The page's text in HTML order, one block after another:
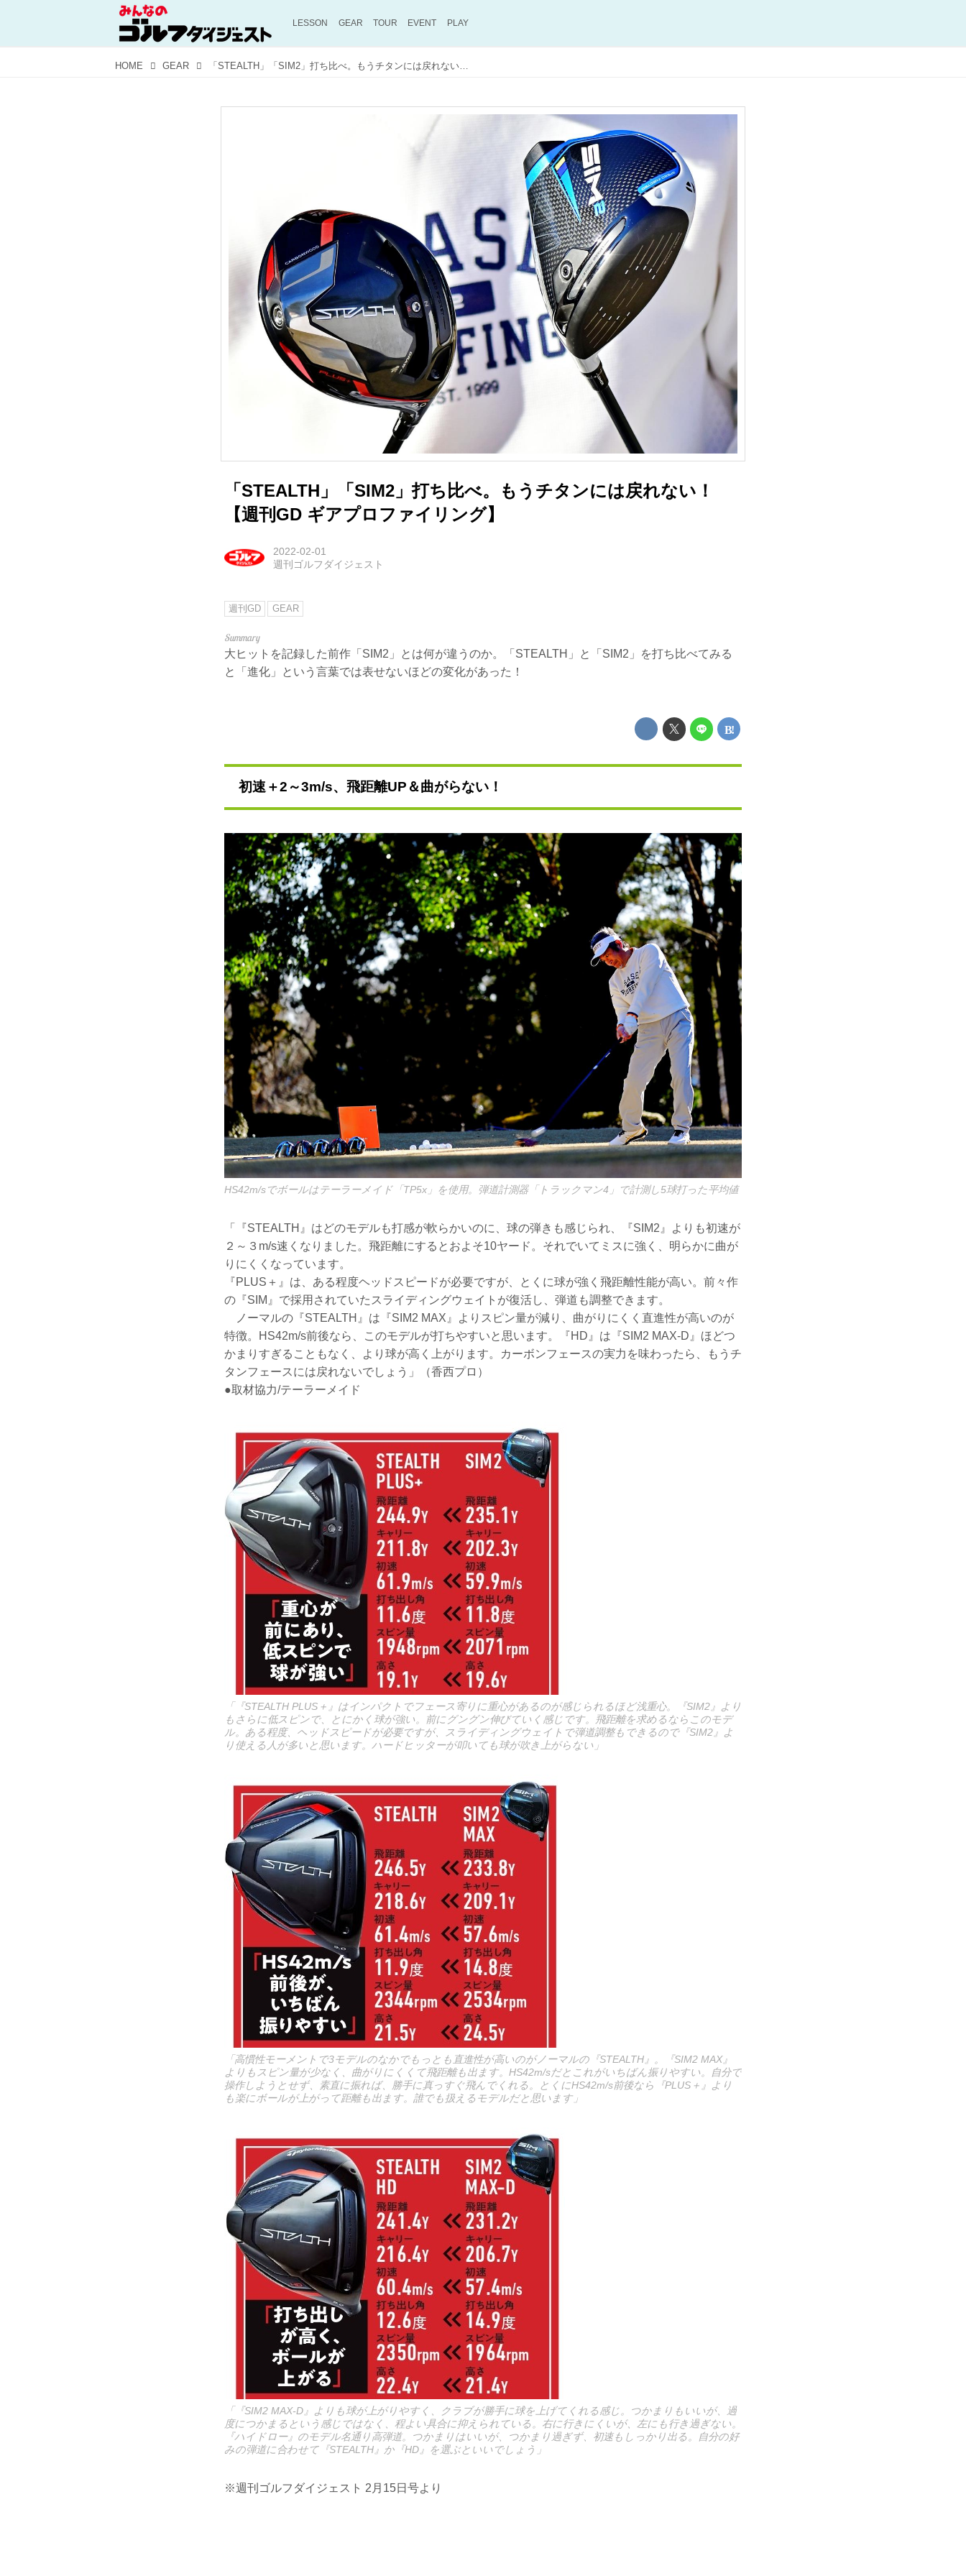
LESSON GEAR TOUR EVENT PLAY
HOME GEAR 「STEALTH」「SIM2」打ち比べ。もうチタンには戻れない！ 【週刊GD ギアプロファイリング】
「STEALTH」「SIM2」打ち比べ。もうチタンには戻れない！
【週刊GD ギアプロファイリング】
2022-02-01
週刊ゴルフダイジェスト
週刊GD GEAR
大ヒットを記録した前作「SIM2」とは何が違うのか。「STEALTH」と「SIM2」を打ち比べてみる
と「進化」という言葉では表せないほどの変化があった！
初速＋2～3m/s、飛距離UP＆曲がらない！
HS42m/sでボールはテーラーメイド「TP5x」を使用。弾道計測器「トラックマン4」で計測し5球打った平均値
「『STEALTH』はどのモデルも打感が軟らかいのに、球の弾きも感じられ、『SIM2』よりも初速が
２～３m/s速くなりました。飛距離にするとおよそ10ヤード。それでいてミスに強く、明らかに曲が
りにくくなっています。
『PLUS＋』は、ある程度ヘッドスピードが必要ですが、とくに球が強く飛距離性能が高い。前々作
の『SIM』で採用されていたスライディングウェイトが復活し、弾道も調整できます。
ノーマルの『STEALTH』は『SIM2 MAX』よりスピン量が減り、曲がりにくく直進性が高いのが
特徴。HS42m/s前後なら、このモデルが打ちやすいと思います。『HD』は『SIM2 MAX-D』ほどつ
かまりすぎることもなく、より球が高く上がります。カーボンフェースの実力を味わったら、もうチ
タンフェースには戻れないでしょう」（香西プロ）
●取材協力/テーラーメイド
「『STEALTH PLUS＋』はインパクトでフェース寄りに重心があるのが感じられるほど浅重心。『SIM2』より
もさらに低スピンで、とにかく球が強い。前にグングン伸びていく感じです。飛距離を求めるならこのモデ
ル。ある程度、ヘッドスピードが必要ですが、スライディングウェイトで弾道調整もできるので『SIM2』よ
り使える人が多いと思います。ハードヒッターが叩いても球が吹き上がらない」
「高慣性モーメントで3モデルのなかでもっとも直進性が高いのがノーマルの『STEALTH』。『SIM2 MAX』
よりもスピン量が少なく、曲がりにくくて飛距離も出ます。HS42m/sだとこれがいちばん振りやすい。自分で
操作しようとせず、素直に振れば、勝手に真っすぐ飛んでくれる。とくにHS42m/s前後なら『PLUS＋』より
も楽にボールが上がって距離も出ます。誰でも扱えるモデルだと思います」
「『SIM2 MAX-D』よりも球が上がりやすく、クラブが勝手に球を上げてくれる感じ。つかまりもいいが、過
度につかまるという感じではなく、程よい具合に抑えられている。右に行きにくいが、左にも行き過ぎない。
『ハイドロー』のモデル名通り高弾道。つかまりはいいが、つかまり過ぎず、初速もしっかり出る。自分の好
みの弾道に合わせて『STEALTH』か『HD』を選ぶといいでしょう」
※週刊ゴルフダイジェスト 2月15日号より